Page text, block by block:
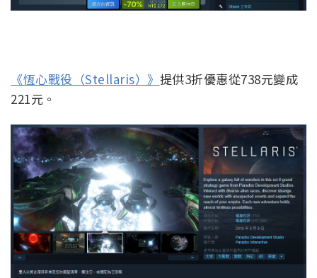
《恆心戰役（Stellaris）》 提供3折優惠從738元變成
221元。